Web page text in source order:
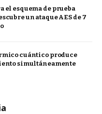
el esquema de prueba
un ataque AES de 7
cuántico produce
simultáneamente